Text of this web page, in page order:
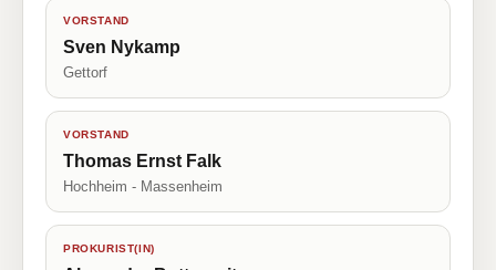
VORSTAND
Sven Nykamp
Gettorf
VORSTAND
Thomas Ernst Falk
Hochheim - Massenheim
PROKURIST(IN)